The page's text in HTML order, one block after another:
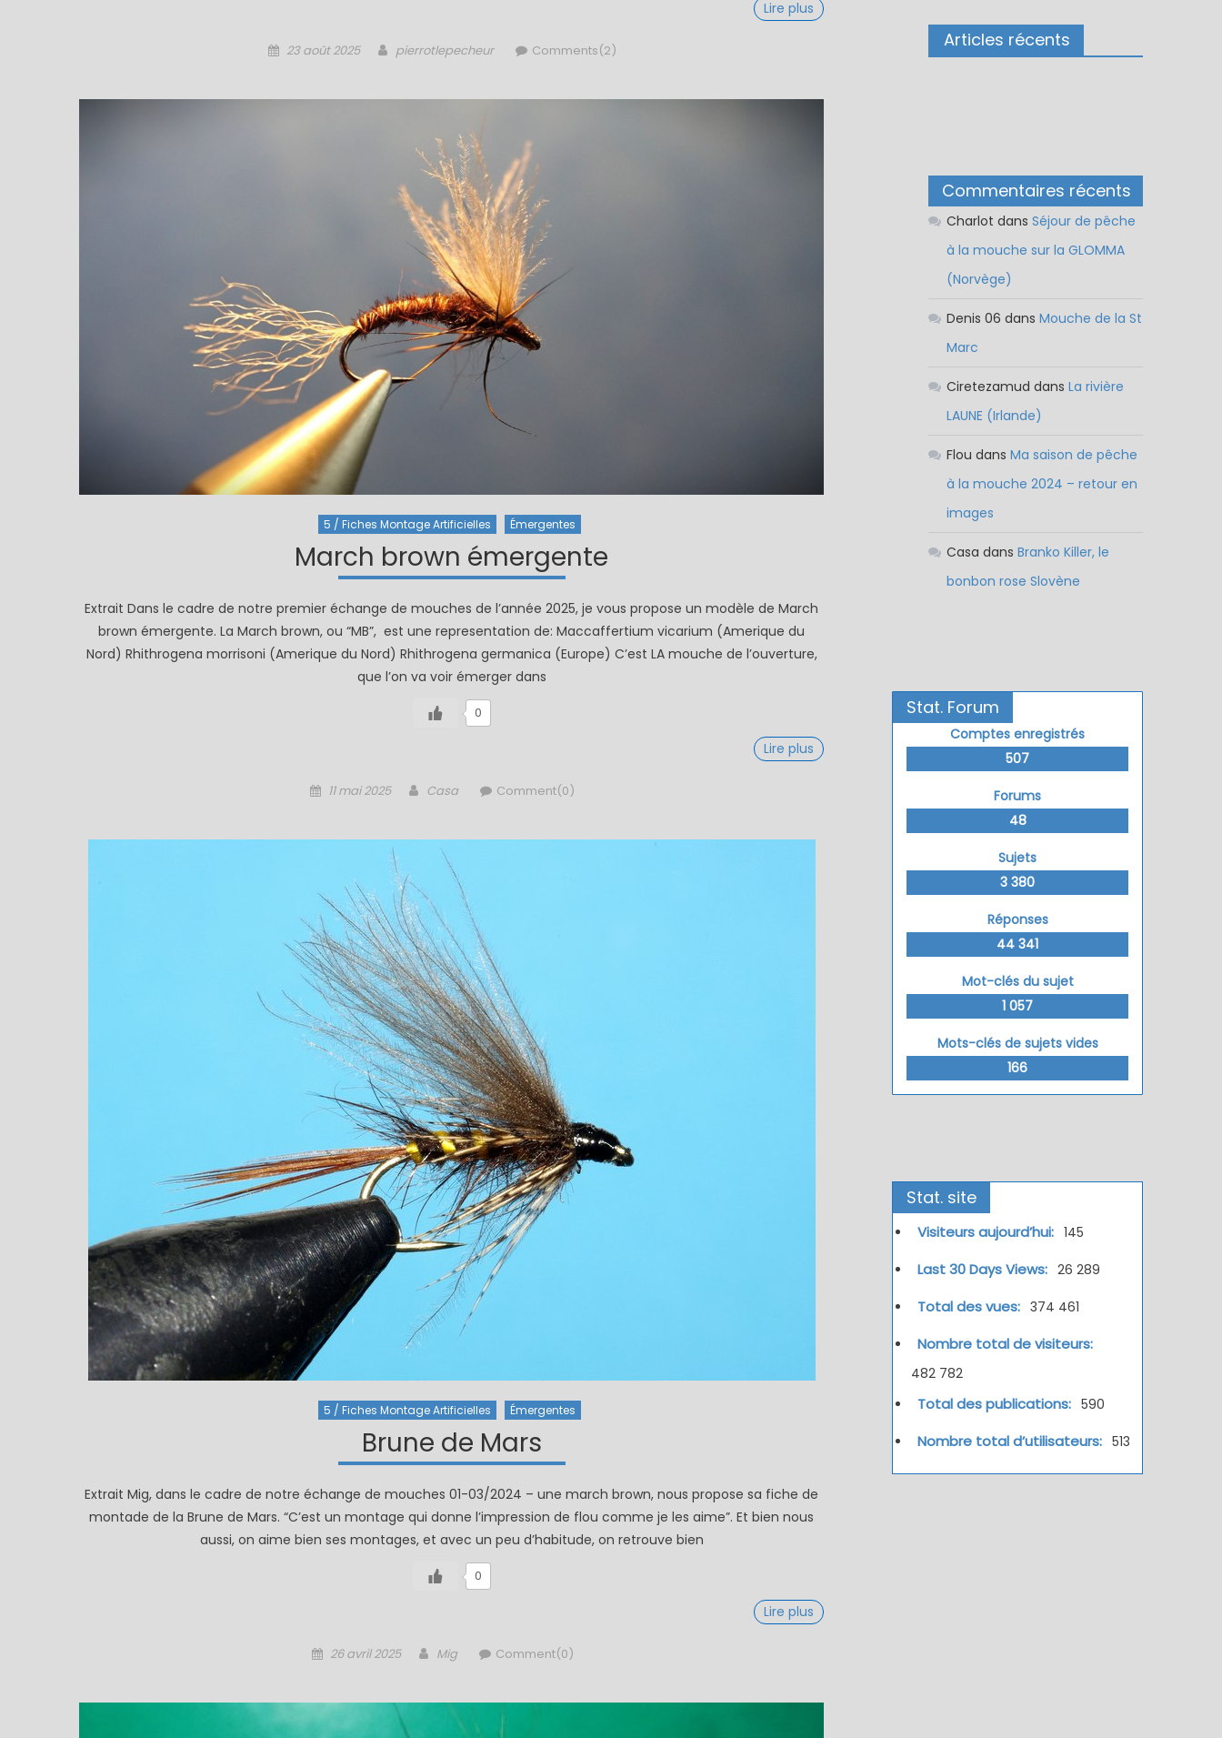
Lire plus
Posted
23 août 2025 Author
pierrotlepecheur Comments(2)
5 / Fiches Montage Artificielles Émergentes
March brown émergente
Extrait Dans le cadre de notre premier échange de mouches de l’année 2025, je vous propose un modèle de March
brown émergente. La March brown, ou “MB”, est une representation de: Maccaffertium vicarium (Amerique du
Nord) Rhithrogena morrisoni (Amerique du Nord) Rhithrogena germanica (Europe) C’est LA mouche de l’ouverture,
que l’on va voir émerger dans
0
Lire plus
Posted
11 mai 2025 Author
Casa Comment(0)
5 / Fiches Montage Artificielles Émergentes
Brune de Mars
Extrait Mig, dans le cadre de notre échange de mouches 01-03/2024 – une march brown, nous propose sa fiche de
montade de la Brune de Mars. “C’est un montage qui donne l’impression de flou comme je les aime”. Et bien nous
aussi, on aime bien ses montages, et avec un peu d’habitude, on retrouve bien
0
Lire plus
Posted
26 avril 2025 Author
Mig Comment(0)
Articles récents
Commentaires récents
Charlot dansSéjour de pêche
à la mouche sur la GLOMMA
(Norvège)
Denis 06 dansMouche de la St
Marc
Ciretezamud dansLa rivière
LAUNE (Irlande)
Flou dansMa saison de pêche
à la mouche 2024 – retour en
images
Casa dansBranko Killer, le
bonbon rose Slovène
Stat. Forum
Comptes enregistrés
507
Forums
48
Sujets
3 380
Réponses
44 341
Mot-clés du sujet
1 057
Mots-clés de sujets vides
166
Stat. site
Visiteurs aujourd’hui: 145
Last 30 Days Views: 26 289
Total des vues: 374 461
Nombre total de visiteurs:
482 782
Total des publications: 590
Nombre total d’utilisateurs: 513